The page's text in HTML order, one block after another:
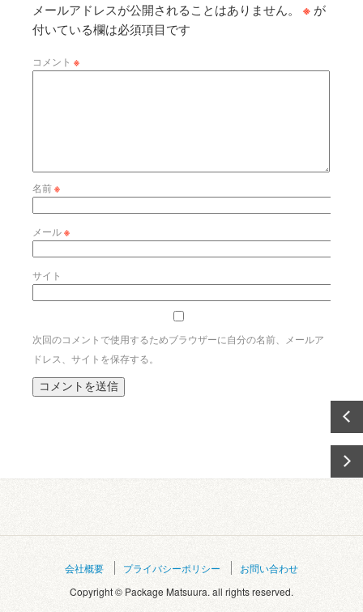
メールアドレスが公開されることはありません。 ※ が
付いている欄は必須項目です
コメント ※
名前※
メール※
サイト
次回のコメントで使用するためブラウザーに自分の名前、メールア
ドレス、サイトを保存する。
会社概要 プライバシーポリシー
お問い合わせ
Copyright © Package Matsuura. all rights reserved.